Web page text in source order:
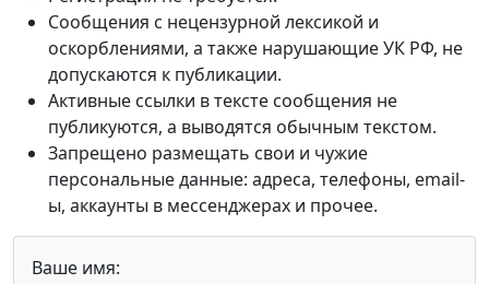
Сообщения с нецензурной лексикой и
оскорблениями, а также нарушающие УК РФ, не
допускаются к публикации.
Активные ссылки в тексте сообщения не
публикуются, а выводятся обычным текстом.
Запрещено размещать свои и чужие
персональные данные: адреса, телефоны, email-
ы, аккаунты в мессенджерах и прочее.
Ваше имя: